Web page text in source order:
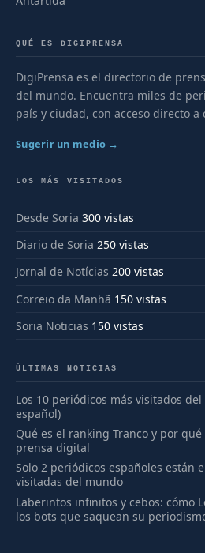
QUÉ ES DIGIPRENSA
DigiPrensa es el directorio de
del mundo. Encuentra miles de
país y ciudad, con acceso directo a
Sugerir un medio →
LOS MÁS VISITADOS
Desde Soria 300 vistas
Diario de Soria 250 vistas
Jornal de Notícias 200 vistas
Correio da Manhã 150 vistas
Soria Noticias 150 vistas
ÚLTIMAS NOTICIAS
Los 10 periódicos más visitados
español)
Qué es el ranking Tranco y por
prensa digital
Solo 2 periódicos españoles están
visitadas del mundo
Laberintos infinitos y cebos: cómo
los bots que saquean su